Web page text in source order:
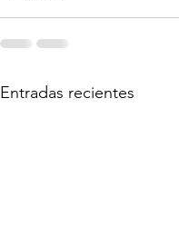
Entradas recientes